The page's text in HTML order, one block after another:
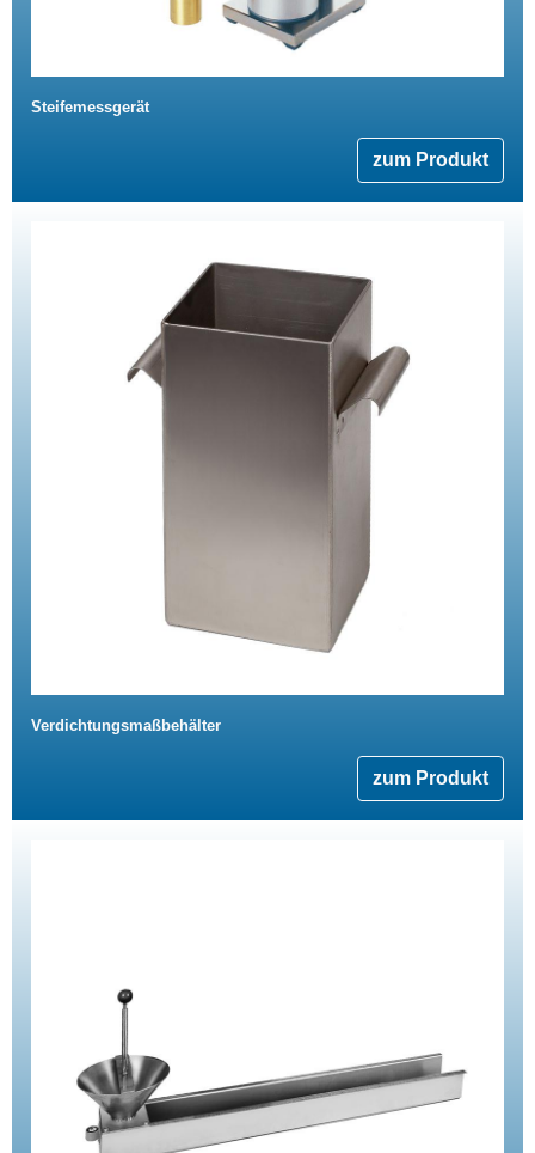
Steifemessgerät
zum Produkt
Verdichtungsmaßbehälter
zum Produkt